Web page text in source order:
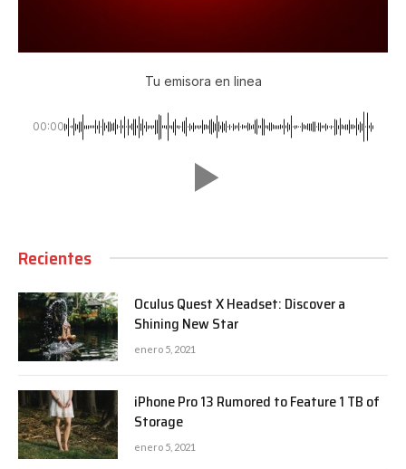
Tu emisora en linea
00:00
Recientes
Oculus Quest X Headset: Discover a
Shining New Star
enero 5, 2021
iPhone Pro 13 Rumored to Feature 1 TB of
Storage
enero 5, 2021